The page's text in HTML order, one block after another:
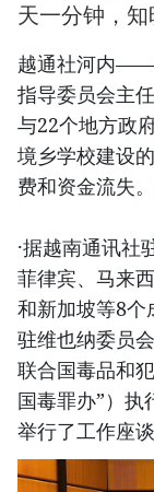
天一分钟，知
越通社河内
指导委员会主
与22个地方政
境乡学校建设
费和资金流失。
·据越南通讯社
菲律宾、马来
和新加坡等8个
驻维也纳委员
联合国毒品和
国毒罪办”）执
举行了工作座谈